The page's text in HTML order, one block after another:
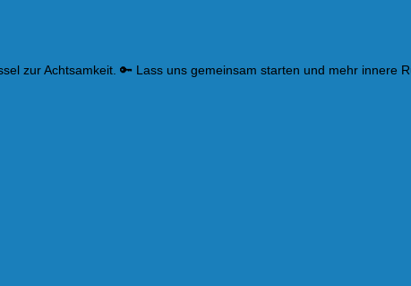
zur Achtsamkeit. 🔑 Lass uns gemeinsam starten und mehr innere